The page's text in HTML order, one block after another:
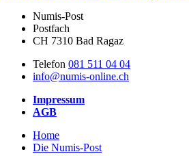
Numis-Post
Postfach
CH 7310 Bad Ragaz
Telefon 081 511 04 04
info@numis-online.ch
Impressum
AGB
Home
Die Numis-Post